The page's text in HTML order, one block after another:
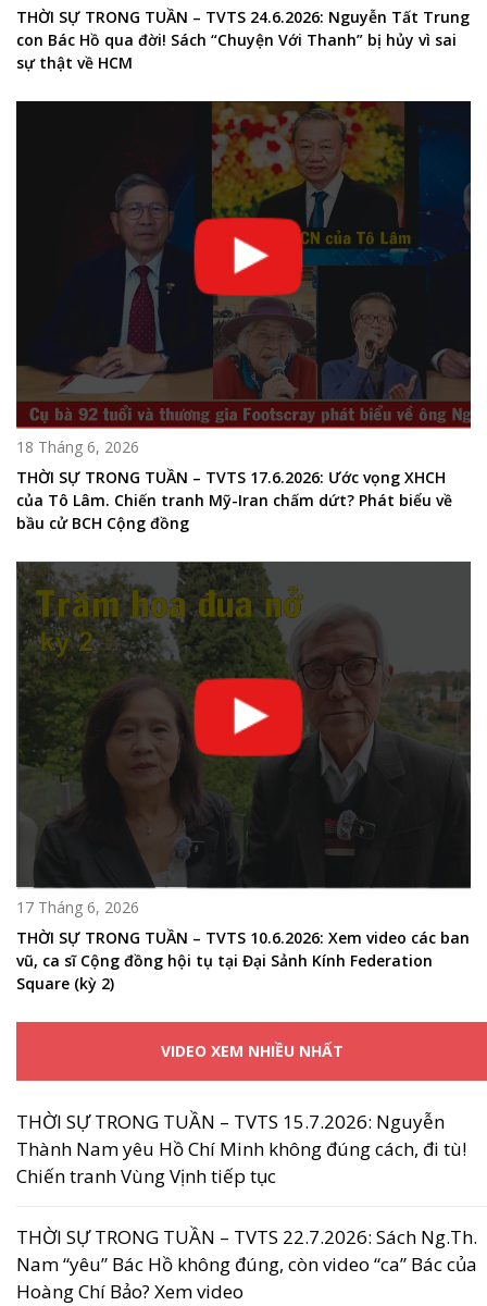
THỜI SỰ TRONG TUẦN – TVTS 24.6.2026: Nguyễn Tất Trung
con Bác Hồ qua đời! Sách “Chuyện Với Thanh” bị hủy vì sai
sự thật về HCM
18 Tháng 6, 2026
THỜI SỰ TRONG TUẦN – TVTS 17.6.2026: Ước vọng XHCH
của Tô Lâm. Chiến tranh Mỹ-Iran chấm dứt? Phát biểu về
bầu cử BCH Cộng đồng
17 Tháng 6, 2026
THỜI SỰ TRONG TUẦN – TVTS 10.6.2026: Xem video các ban
vũ, ca sĩ Cộng đồng hội tụ tại Đại Sảnh Kính Federation
Square (kỳ 2)
VIDEO XEM NHIỀU NHẤT
THỜI SỰ TRONG TUẦN – TVTS 15.7.2026: Nguyễn
Thành Nam yêu Hồ Chí Minh không đúng cách, đi tù!
Chiến tranh Vùng Vịnh tiếp tục
THỜI SỰ TRONG TUẦN – TVTS 22.7.2026: Sách Ng.Th.
Nam “yêu” Bác Hồ không đúng, còn video “ca” Bác của
Hoàng Chí Bảo? Xem video